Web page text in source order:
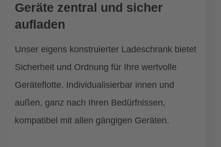
Geräte zentral und sicher
aufladen
Unser eigens konstruierter Ladeschrank bietet
Sicherheit und Ordnung für Ihre wertvolle
Geräteflotte. Individualisierbar innen und
außen, ganz nach Ihren Bedürfnissen,
kompatibel mit allen gängigen Geräten.